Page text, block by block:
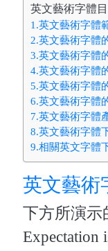
英文藝術字體
1.英文藝術字體
2.英文藝術字體
3.英文藝術字體
4.英文藝術字體
5.英文藝術字體
6.英文藝術字體
7.英文藝術字體
8.英文藝術字體
9.相關英文字體
英文藝術
下方所演示
Expectation